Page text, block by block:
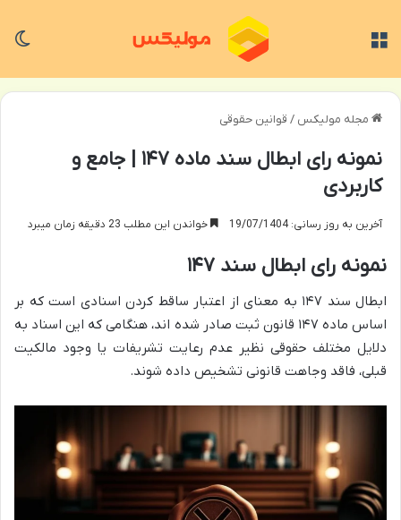
مجله مولیکس / قوانین حقوقی
نمونه رای ابطال سند ماده ۱۴۷ | جامع و
کاربردی
آخرین به روز رسانی: 19/07/1404 خواندن این مطلب 23 دقیقه زمان میبرد
نمونه رای ابطال سند ۱۴۷
ابطال سند ۱۴۷ به معنای از اعتبار ساقط کردن اسنادی است که بر
اساس ماده ۱۴۷ قانون ثبت صادر شده اند، هنگامی که این اسناد به
دلایل مختلف حقوقی نظیر عدم رعایت تشریفات یا وجود مالکیت
قبلی، فاقد وجاهت قانونی تشخیص داده شوند.